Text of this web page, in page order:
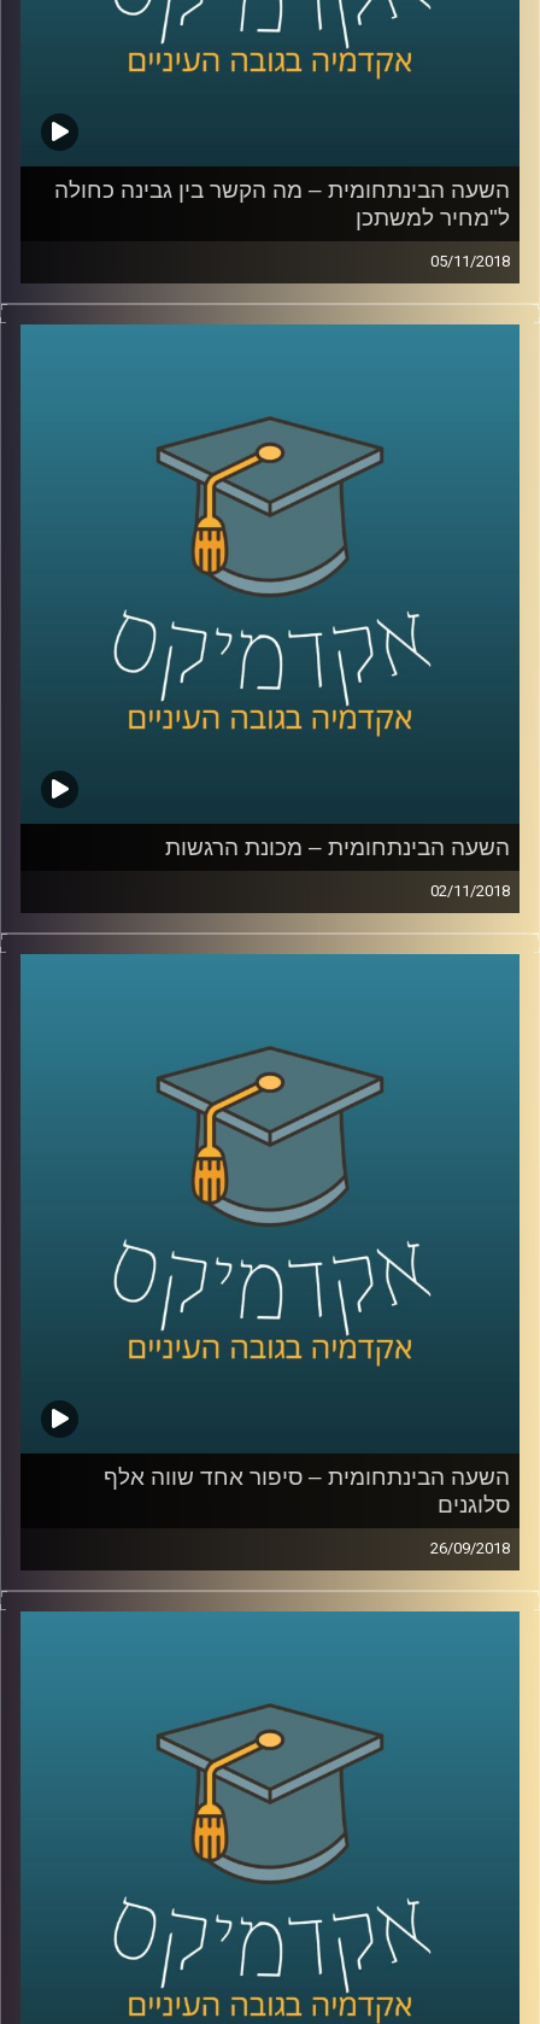
השעה הבינתחומית – מה הקשר בין גבינה כחולה
ל"מחיר למשתכן
05/11/2018
פרופסור עומר מואב עומד על הקשר בין האיכות
בעיניו תכנית להגרלת אלפי מזוודות עם חצי
מיליון שקל במזומן לאזרחי ישראל היא יותר
הגיונית, על הדרך הוא מפריך את המיתוס על
יוקר הדיור בתל אביב ומסביר כיצד הפצצה
מהאוויר על מרכז עיר דומה לפיקוח על שכר
קרדיט תמונות:AudioVersity
השעה הבינתחומית – מכונת הרגשות
02/11/2018
מאחורי המושגים אהבה והורות ישנה מערכת
אורנה זגורי מסבירה כיצד ההורמונים משפיעים
על מערכות היחסים שלנו, מתי ניתן לנבא
באמצעותם הצלחה של קשר רומנטי, מה
התהליך ההורמונלי המתרחש כשאם מנחמת
את בנה הקטן שנפל בגן השעשועים ולמה בכל
זאת – אנחנו הרבה מעבר לכימיקלים
קרדיט תמונות:AudioVersity
השעה הבינתחומית – סיפור אחד שווה אלף
סלוגנים
26/09/2018
כיצד הפכו הסיפורים לכלי הניהולי היעיל ביותר
משמרים לקוחות ומגייסים משקיעים באמצעות
הנרטיב של החברות שלהם. וגם – כיצד
הפיכתם של המותגים לדת החדשה קשורה
לירידה ברמת האלימות בעולם?
AudioVersity